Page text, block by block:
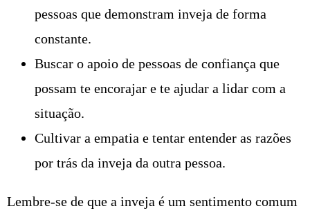
pessoas que demonstram inveja de forma
constante.
Buscar o apoio de pessoas de confiança que
possam te encorajar e te ajudar a lidar com a
situação.
Cultivar a empatia e tentar entender as razões
por trás da inveja da outra pessoa.
Lembre-se de que a inveja é um sentimento comum